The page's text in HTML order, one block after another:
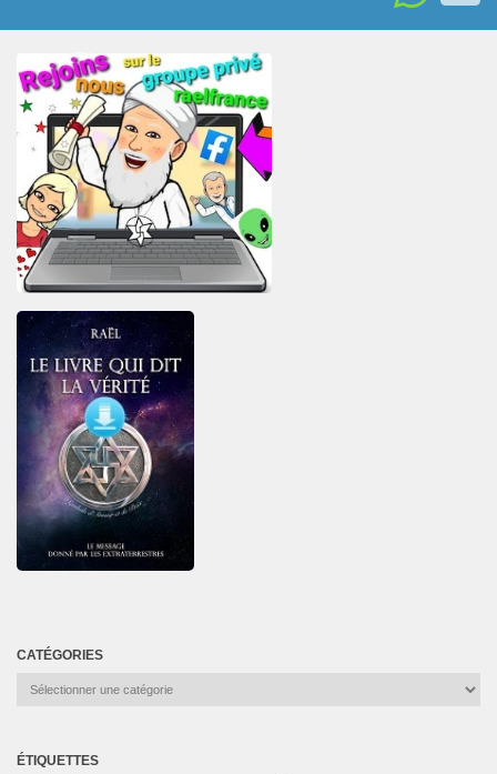
CATÉGORIES
Catégories
ÉTIQUETTES